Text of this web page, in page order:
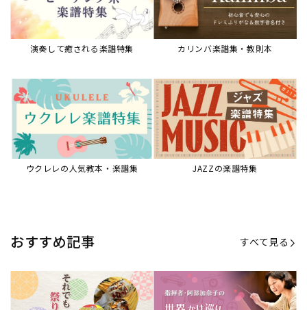
演奏して癒される楽譜特集 カリンバ楽譜集・教則本
ウクレレの人気教本・楽譜集 JAZZの楽譜特集
おすすめ記事 すべて見る